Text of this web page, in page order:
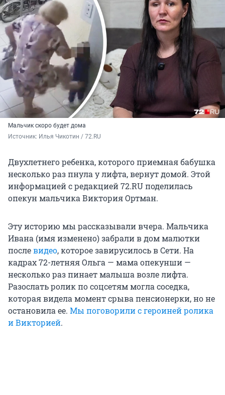
Мальчик скоро будет дома
Источник: Илья Чикотин / 72.RU
Двухлетнего ребенка, которого приемная бабушка
несколько раз пнула у лифта, вернут домой. Этой
информацией с редакцией 72.RU поделилась
опекун мальчика Виктория Ортман.
Эту историю мы рассказывали вчера. Мальчика
Ивана (имя изменено) забрали в дом малютки
послевидео, которое завирусилось в Сети. На
кадрах 72-летняя Ольга — мама опекунши —
несколько раз пинает малыша возле лифта.
Разослать ролик по соцсетям могла соседка,
которая видела момент срыва пенсионерки, но не
остановила ее. Мы поговорили с героиней ролика
и Викторией.